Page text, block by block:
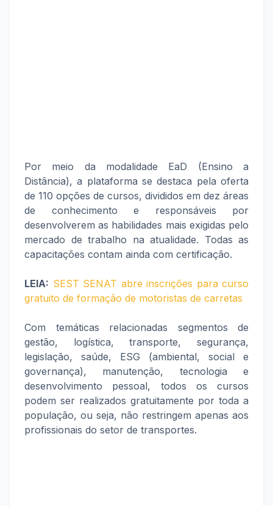
Por meio da modalidade EaD (Ensino a
Distância), a plataforma se destaca pela oferta
de 110 opções de cursos, divididos em dez áreas
de conhecimento e responsáveis por
desenvolverem as habilidades mais exigidas pelo
mercado de trabalho na atualidade. Todas as
capacitações contam ainda com certificação.
LEIA: SEST SENAT abre inscrições para curso
gratuito de formação de motoristas de carretas
Com temáticas relacionadas segmentos de
gestão, logística, transporte, segurança,
legislação, saúde, ESG (ambiental, social e
governança), manutenção, tecnologia e
desenvolvimento pessoal, todos os cursos
podem ser realizados gratuitamente por toda a
população, ou seja, não restringem apenas aos
profissionais do setor de transportes.